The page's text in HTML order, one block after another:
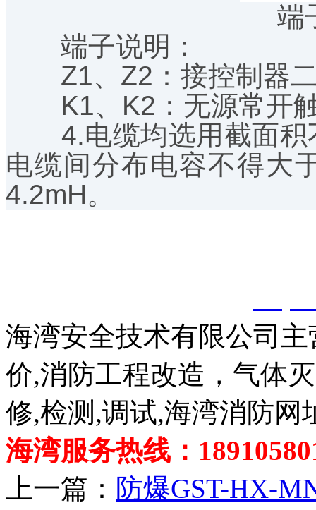
端
端子说明：
Z1、Z2：接控制器二
K1、K2：无源常开触
4.电缆均选用截面积
电缆间分布电容不得大
4.2mH。
海湾安全技术有限公司
价,消防工程改造，气体
修,检测,调试,海湾消防网
海湾服务热线：
上一篇： 防爆GST-HX-